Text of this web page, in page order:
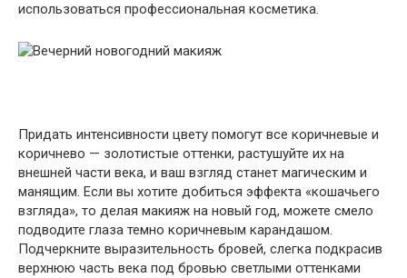
использоваться профессиональная косметика.
Придать интенсивности цвету помогут все коричневые и
коричнево — золотистые оттенки, растушуйте их на
внешней части века, и ваш взгляд станет магическим и
манящим. Если вы хотите добиться эффекта «кошачьего
взгляда», то делая макияж на новый год, можете смело
подводите глаза темно коричневым карандашом.
Подчеркните выразительность бровей, слегка подкрасив
верхнюю часть века под бровью светлыми оттенками